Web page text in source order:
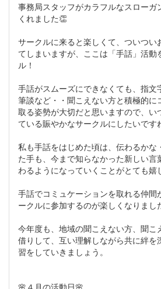
事務局スタッフがカラフルなスローガ
くれました👏
サークルに来ると楽しくて、ついつい
てしまいますが、ここは「手話」活動
ル！
手話がスムーズにできなくても、指文
筆談など・・聞こえない方と積極的に
取る姿勢が大切だと思いますので、い
ている賑やかなサークルにしたいです
私も手話をはじめた頃は、伝わるかな
た手も、今まで知らなかった新しい言
わるようになっていくことがとても嬉
手話でコミュケーションを取れる仲間
ークルに参加するのが楽しくなりまし
今年度も、地域の聞こえない方、聞こ
借りして、互い理解しながら共に絆を
習をしていきましょう。